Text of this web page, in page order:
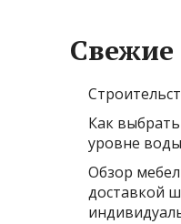
Свежие
Как
уровне
Обзор
доставкой